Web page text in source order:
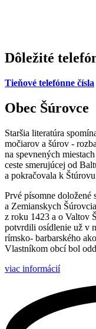
Dôležité
Tieňové telefónne čísla
Obec Šúrovce
Staršia literatúra
močiarov a šúrov -
na spevnených
ceste smerujúcej od
a pokračovala k
Prvé písomne
a Zemianskych
z roku 1423 a o Valtov
potvrdili osídlenie už v
rímsko- barbarského
Vlastníkom obcí bol
viac informácií